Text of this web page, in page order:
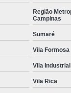
Região
Campinas
Sumaré
Vila Formosa
Vila Industrial
Vila Rica